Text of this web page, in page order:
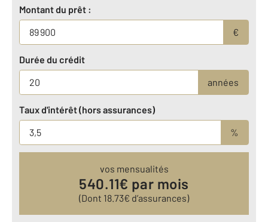
Montant du prêt :
€
Durée du crédit
années
Taux d'intérêt (hors assurances)
%
vos mensualités
540.11€ par mois
(Dont 18.73€ d’assurances)